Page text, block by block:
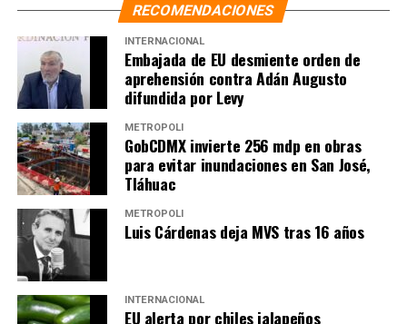
RECOMENDACIONES
INTERNACIONAL
Embajada de EU desmiente orden de
aprehensión contra Adán Augusto
difundida por Levy
METRÓPOLI
GobCDMX invierte 256 mdp en obras
para evitar inundaciones en San José,
Tláhuac
METRÓPOLI
Luis Cárdenas deja MVS tras 16 años
INTERNACIONAL
EU alerta por chiles jalapeños